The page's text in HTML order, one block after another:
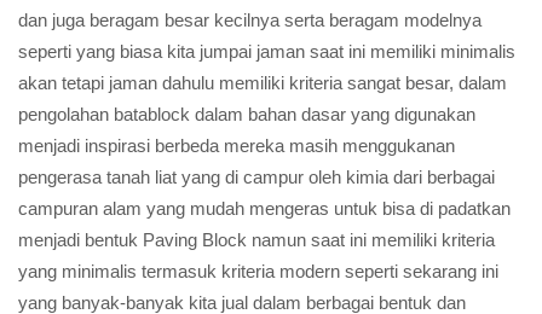
dan juga beragam besar kecilnya serta beragam modelnya
seperti yang biasa kita jumpai jaman saat ini memiliki minimalis
akan tetapi jaman dahulu memiliki kriteria sangat besar, dalam
pengolahan batablock dalam bahan dasar yang digunakan
menjadi inspirasi berbeda mereka masih menggukanan
pengerasa tanah liat yang di campur oleh kimia dari berbagai
campuran alam yang mudah mengeras untuk bisa di padatkan
menjadi bentuk Paving Block namun saat ini memiliki kriteria
yang minimalis termasuk kriteria modern seperti sekarang ini
yang banyak-banyak kita jual dalam berbagai bentuk dan